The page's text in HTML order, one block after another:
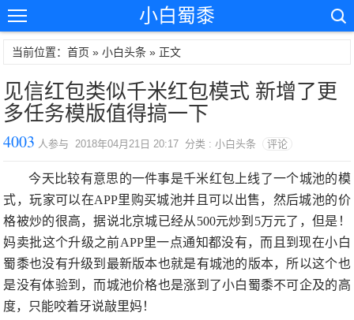
小白蜀黍
当前位置：首页 »小白头条 » 正文
见信红包类似千米红包模式 新增了更
多任务模版值得搞一下
4003 人参与 2018年04月21日 20:17 分类 : 小白头条 评论
今天比较有意思的一件事是千米红包 上线了一个城池的模
式，玩家可以在APP里购买城池并且可以出售，然后城池的价
格被炒的很高，据说北京城已经从500元炒到5万元了，但是！
妈卖批这个升级之前APP里一点通知都没有，而且到现在小白
蜀黍也没有升级到最新版本也就是有城池的版本， 所以这个也
是没有体验到， 而城池价格也是涨到了小白蜀黍不可企及的高
度，只能咬着牙说敲里妈！